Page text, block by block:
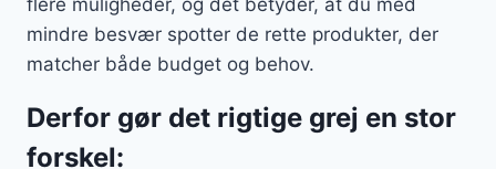
mindre besvær spotter de rette produkter, der
matcher både budget og behov.
Derfor gør det rigtige grej en stor
forskel: